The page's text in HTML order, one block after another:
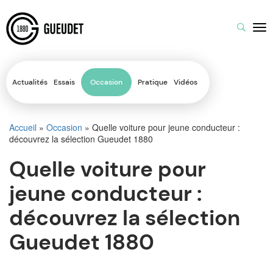
Actualités Essais Occasion Pratique Vidéos
Accueil » Occasion » Quelle voiture pour jeune conducteur :
découvrez la sélection Gueudet 1880
Quelle voiture pour
jeune conducteur :
découvrez la sélection
Gueudet 1880